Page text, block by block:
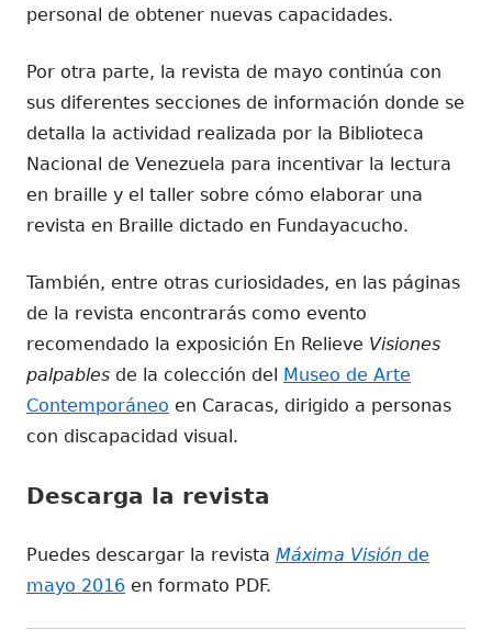
personal de obtener nuevas capacidades.
Por otra parte, la revista de mayo continúa con
sus diferentes secciones de información donde se
detalla la actividad realizada por la Biblioteca
Nacional de Venezuela para incentivar la lectura
en braille y el taller sobre cómo elaborar una
revista en Braille dictado en Fundayacucho.
También, entre otras curiosidades, en las páginas
de la revista encontrarás como evento
recomendado la exposición En Relieve Visiones
palpables de la colección del Museo de Arte
Contemporáneo en Caracas, dirigido a personas
con discapacidad visual.
Descarga la revista
Puedes descargar la revista Máxima Visión de
mayo 2016 en formato PDF.